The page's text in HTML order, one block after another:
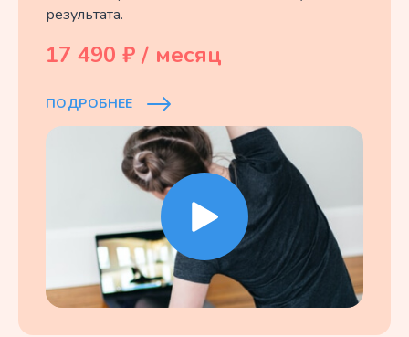
результата.
17 490 ₽ / месяц
ПОДРОБНЕЕ